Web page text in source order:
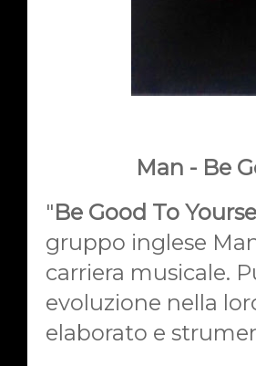
Man - Be
"Be Good To
gruppo inglese
carriera musicale.
evoluzione nella
elaborato e